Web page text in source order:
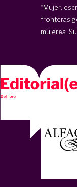
“Mujer:
fronteras
mujeres. Su